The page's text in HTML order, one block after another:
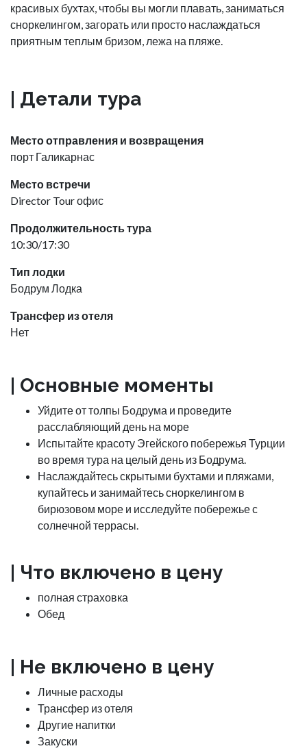
красивых бухтах, чтобы вы могли плавать, заниматься
сноркелингом, загорать или просто наслаждаться
приятным теплым бризом, лежа на пляже.
| Детали тура
Место отправления и возвращения
порт Галикарнас
Место встречи
Director Tour офис
Продолжительность тура
10:30/17:30
Тип лодки
Бодрум Лодка
Трансфер из отеля
Нет
| Основные моменты
Уйдите от толпы Бодрума и проведите
расслабляющий день на море
Испытайте красоту Эгейского побережья Турции
во время тура на целый день из Бодрума.
Наслаждайтесь скрытыми бухтами и пляжами,
купайтесь и занимайтесь сноркелингом в
бирюзовом море и исследуйте побережье с
солнечной террасы.
| Что включено в цену
полная страховка
Обед
| Не включено в цену
Личные расходы
Трансфер из отеля
Другие напитки
Закуски